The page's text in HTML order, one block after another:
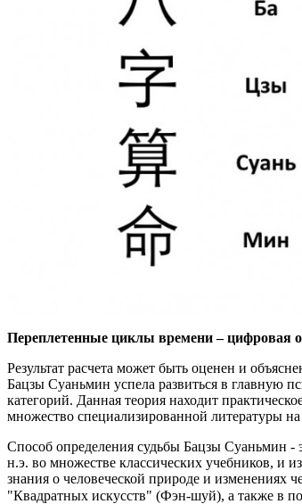
Переплетенные циклы времени – цифровая
Результат расчета может быть оценен и
Бацзы Суаньмин успела развиться в главную
категорий. Данная теория находит
множество специализированной литературы
Способ определения судьбы Бацзы Суаньмин -
н.э. во множестве классических учебников, и
знания о человеческой природе и изменениях
"Квадратных искусств" (Фэн-шуй), а также в